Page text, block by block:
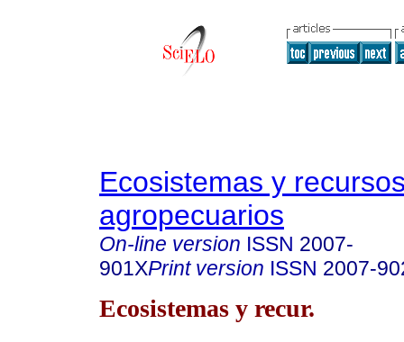
Ecosistemas y
agropecuarios
On-line version ISSN 2007-
901XPrint version ISSN 2007-
Ecosistemas y recur.